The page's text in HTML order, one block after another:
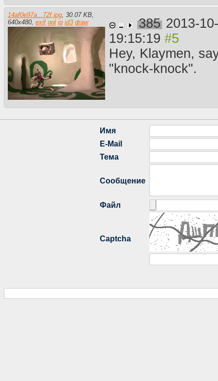
14af0e97a...72f.jpg 30.07 KB
640x480 exif ggl iq id3 draw 385 2013-
19:15:19
Hey, Klaymen,
"knock-knock".